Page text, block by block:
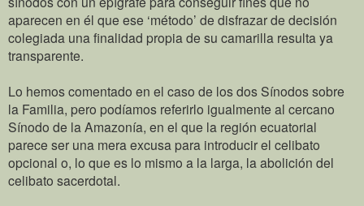
aparecen en él que ese ‘método’ de disfrazar de decisión
colegiada una finalidad propia de su camarilla resulta ya
transparente.
Lo hemos comentado en el caso de los dos Sínodos sobre
la Familia, pero podíamos referirlo igualmente al cercano
Sínodo de la Amazonía, en el que la región ecuatorial
parece ser una mera excusa para introducir el celibato
opcional o, lo que es lo mismo a la larga, la abolición del
celibato sacerdotal.